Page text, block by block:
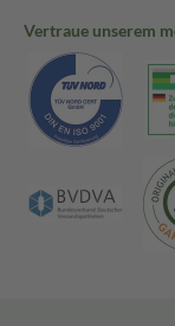
Vertraue unserem